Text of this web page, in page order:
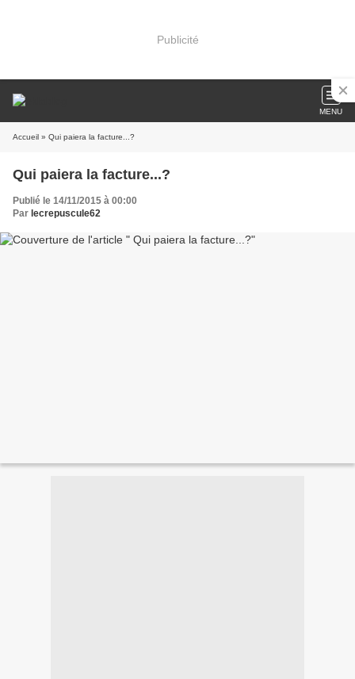
Publicité
MENU
Accueil » Qui paiera la facture...?
Qui paiera la facture...?
Publié le 14/11/2015 à 00:00
Par lecrepuscule62